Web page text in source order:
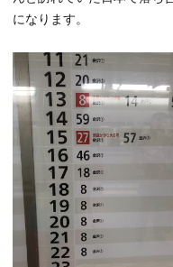
になります。